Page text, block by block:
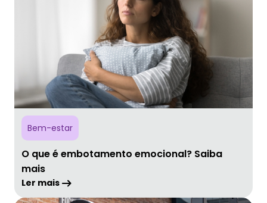
Bem-estar
O que é embotamento emocional? Saiba
mais
Ler mais